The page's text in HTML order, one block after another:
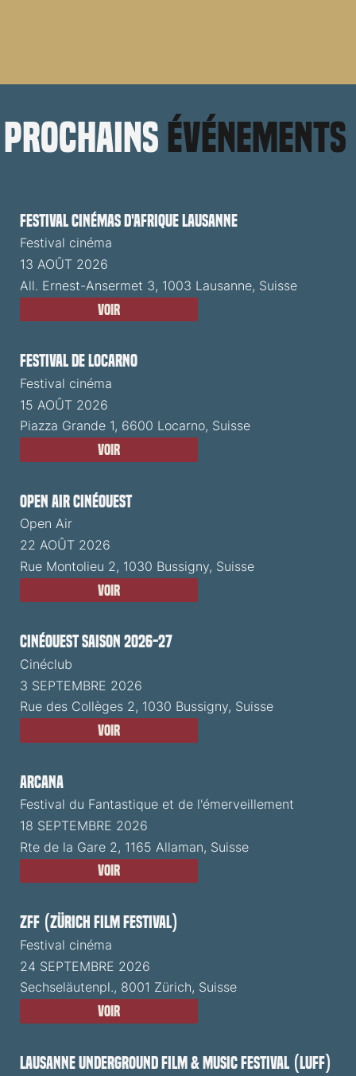
prochains événements
Festival cinémas d'Afrique Lausanne
Festival cinéma
13 AOÛT 2026
All. Ernest-Ansermet 3, 1003 Lausanne, Suisse
Voir
Festival de Locarno
Festival cinéma
15 AOÛT 2026
Piazza Grande 1, 6600 Locarno, Suisse
Voir
Open Air CinéOuest
Open Air
22 AOÛT 2026
Rue Montolieu 2, 1030 Bussigny, Suisse
Voir
CinéOuest Saison 2026-27
Cinéclub
3 SEPTEMBRE 2026
Rue des Collèges 2, 1030 Bussigny, Suisse
Voir
ARCANA
Festival du Fantastique et de l'émerveillement
18 SEPTEMBRE 2026
Rte de la Gare 2, 1165 Allaman, Suisse
Voir
ZFF (Zürich Film Festival)
Festival cinéma
24 SEPTEMBRE 2026
Sechseläutenpl., 8001 Zürich, Suisse
Voir
Lausanne Underground Film & Music Festival (LUFF)